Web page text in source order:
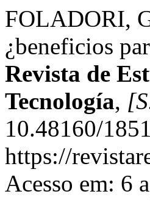
FOLADORI,
¿beneficios
Revista de
Tecnología,
10.48160/
https://
Acesso em: 6